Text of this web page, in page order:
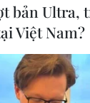
bản Ultra,
Việt Nam?